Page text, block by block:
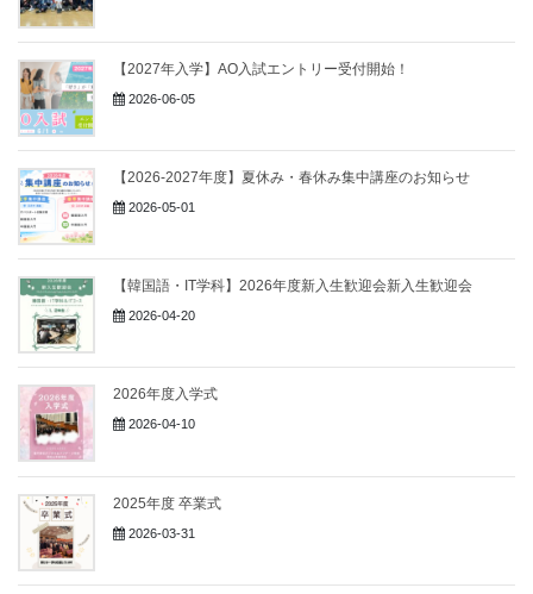
【2027年入学】AO入試エントリー受付開始！
2026-06-05
【2026-2027年度】夏休み・春休み集中講座のお知らせ
2026-05-01
【韓国語・IT学科】2026年度新入生歓迎会新入生歓迎会
2026-04-20
2026年度入学式
2026-04-10
2025年度 卒業式
2026-03-31